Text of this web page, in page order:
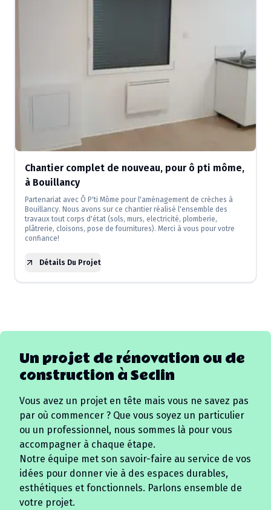
Chantier complet de nouveau, pour ô pti môme,
à Bouillancy
Partenariat avec Ô P'ti Môme pour l'aménagement de crèches à
Bouillancy. Nous avons sur ce chantier réalisé l'ensemble des
travaux tout corps d'état (sols, murs, electricité, plomberie,
plâtrerie, cloisons, pose de fournitures). Merci à vous pour votre
confiance!
Détails Du Projet
Un projet de rénovation ou de
construction àSeclin
Vous avez un projet en tête mais vous ne savez pas
par où commencer ? Que vous soyez un particulier
ou un professionnel, nous sommes là pour vous
accompagner à chaque étape.
Notre équipe met son savoir-faire au service de vos
idées pour donner vie à des espaces durables,
esthétiques et fonctionnels. Parlons ensemble de
votre projet.